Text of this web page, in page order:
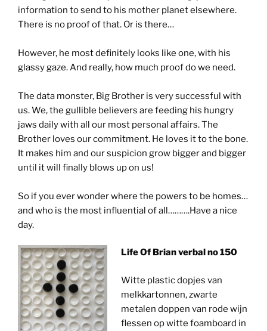
information to send to his mother planet elsewhere.
There is no proof of that. Or is there…
However, he most definitely looks like one, with his
glassy gaze. And really, how much proof do we need.
The data monster, Big Brother is very successful with
us. We, the gullible believers are feeding his hungry
jaws daily with all our most personal affairs. The
Brother loves our commitment. He loves it to the bone.
It makes him and our suspicion grow bigger and bigger
until it will finally blows up on us!
So if you ever wonder where the powers to be homes…
and who is the most influential of all……….Have a nice
day.
Life Of Brian verbal no 150
Witte plastic dopjes van
melkkartonnen, zwarte
metalen doppen van rode wijn
flessen op witte foamboard in